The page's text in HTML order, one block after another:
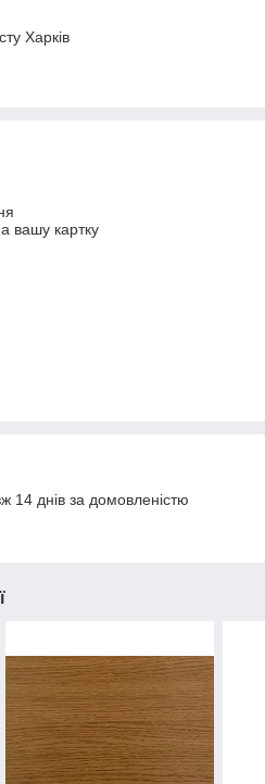
Харків
вашу картку
14 днів за домовленістю